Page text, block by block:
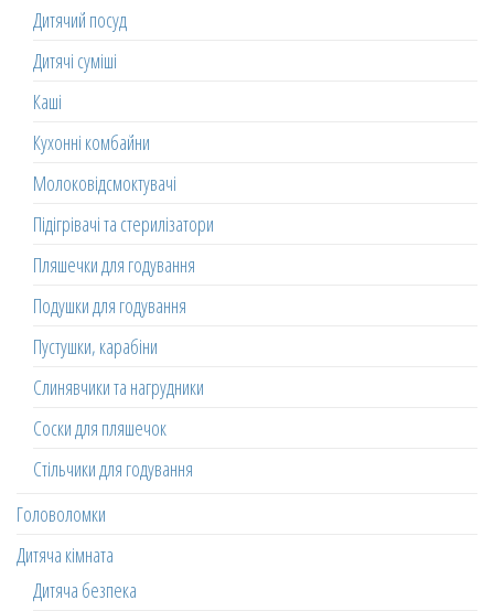
Дитячий посуд
Дитячі суміші
Каші
Кухонні комбайни
Молоковідсмоктувачі
Підігрівачі та стерилізатори
Пляшечки для годування
Подушки для годування
Пустушки, карабіни
Слинявчики та нагрудники
Соски для пляшечок
Стільчики для годування
Головоломки
Дитяча кімната
Дитяча безпека